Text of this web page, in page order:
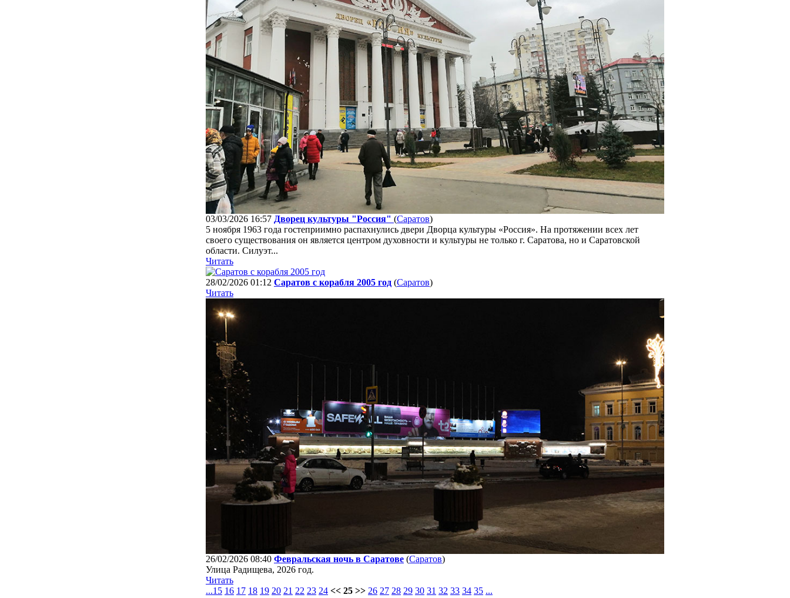
03/03/2026 16:57 Дворец культуры "Россия" (Саратов)
5 ноября 1963 года гостеприимно распахнулись двери Дворца культуры «Россия». На протяжении всех лет
своего существования он является центром духовности и культуры не только г. Саратова, но и Саратовской
области. Силуэт...
Читать
28/02/2026 01:12 Cаратов с корабля 2005 год (Саратов)
Читать
26/02/2026 08:40 Февральская ночь в Саратове (Саратов)
Улица Радищева, 2026 год.
Читать
...15 16 17 18 19 20 21 22 23 24 << 25 >> 26 27 28 29 30 31 32 33 34 35 ...